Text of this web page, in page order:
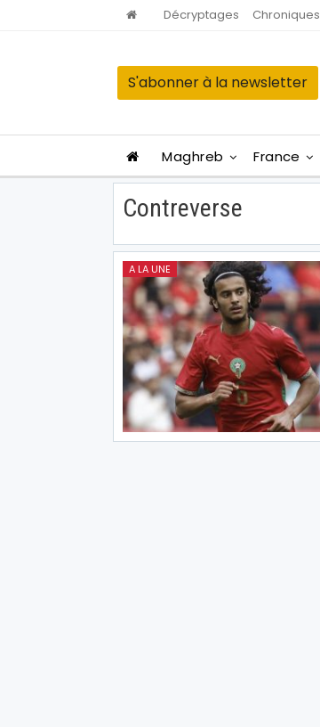
Décryptages Chroniques
S'abonner à la newsletter
Maghreb France
Contreverse
A LA UNE